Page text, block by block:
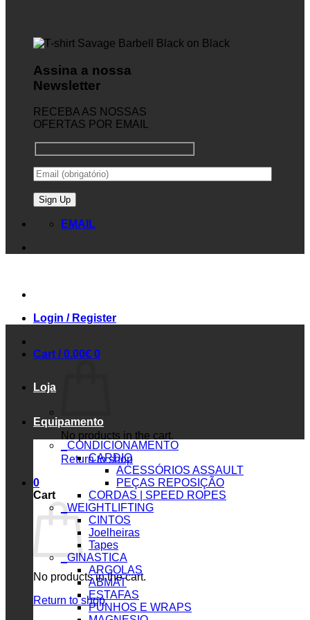
Assina a nossa
Newsletter
RECEBA AS NOSSAS
OFERTAS POR EMAIL
EMAIL
Login / Register
Cart /0.00€ 0
No products in the cart.
Return to shop
0
Cart
No products in the cart.
Return to shop
Loja
Equipamento
_CONDICIONAMENTO
CARDIO
ACESSÓRIOS ASSAULT
PEÇAS REPOSIÇÃO
CORDAS | SPEED ROPES
_WEIGHTLIFTING
CINTOS
Joelheiras
Tapes
_GINASTICA
ARGOLAS
ABMAT
ESTAFAS
PUNHOS E WRAPS